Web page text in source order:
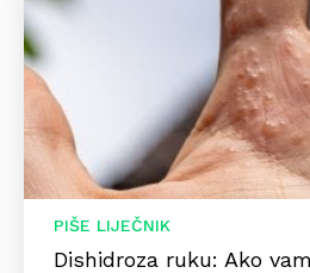
PIŠE LIJEČNIK
Dishidroza ruku: Ako